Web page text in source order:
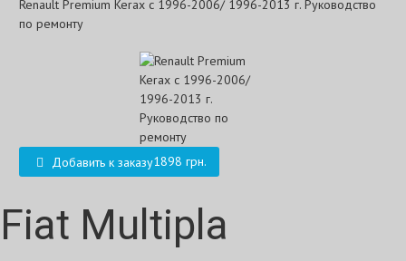
Renault Premium Kerax с 1996-2006/ 1996-2013 г. Руководство
по ремонту
Добавить к заказу1898 грн.
Fiat Multipla